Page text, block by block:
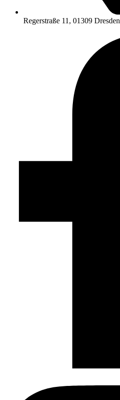
Regerstraße 11, 01309 Dresden